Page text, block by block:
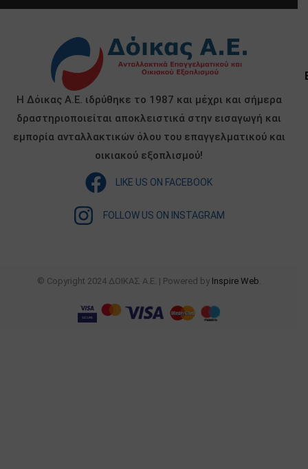
Η Δόικας Α.Ε. ιδρύθηκε το 1987 και μέχρι και σήμερα
δραστηριοποιείται αποκλειστικά στην εισαγωγή και
εμπορία ανταλλακτικών όλου του επαγγελματικού και
οικιακού εξοπλισμού!
LIKE US ON FACEBOOK
FOLLOW US ON INSTAGRAM
© Copyright 2024 ΔΟΙΚΑΣ Α.Ε. | Powered by Inspire Web.